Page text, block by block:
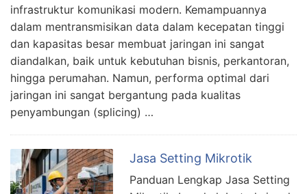
infrastruktur komunikasi modern. Kemampuannya
dalam mentransmisikan data dalam kecepatan tinggi
dan kapasitas besar membuat jaringan ini sangat
diandalkan, baik untuk kebutuhan bisnis, perkantoran,
hingga perumahan. Namun, performa optimal dari
jaringan ini sangat bergantung pada kualitas
penyambungan (splicing) …
Jasa Setting Mikrotik
Panduan Lengkap Jasa Setting